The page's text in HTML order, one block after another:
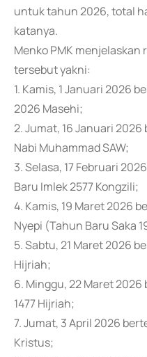
untuk tahun 2026, total
katanya.
Menko PMK menjelaskan
tersebut yakni:
1. Kamis, 1 Januari 2026
2026 Masehi;
2. Jumat, 16 Januari
Nabi Muhammad SAW;
3. Selasa, 17 Februari
Baru Imlek 2577 Kongzili;
4. Kamis, 19 Maret 2026
Nyepi (Tahun Baru Saka
5. Sabtu, 21 Maret 2026
Hijriah;
6. Minggu, 22 Maret
1477 Hijriah;
7. Jumat, 3 April 2026
Kristus;